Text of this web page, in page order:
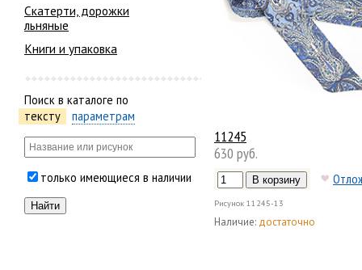
Скатерти, дорожки
льняные
Книги и упаковка
Поиск в каталоге по
тексту
параметрам
только имеющиеся в наличии
11245
630 руб.
Рисунок 11245-13
Наличие: достаточно